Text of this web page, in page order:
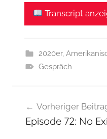
Transcript
2020er,
Gespräch
Vorheriger
Episode 72: No